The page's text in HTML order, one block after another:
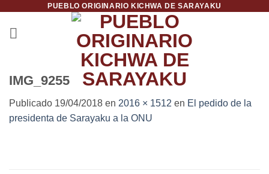
contenido
PUEBLO ORIGINARIO KICHWA DE SARAYAKU
IMG_9255
Publicado 19/04/2018 en 2016 × 1512 en El pedido de la
presidenta de Sarayaku a la ONU